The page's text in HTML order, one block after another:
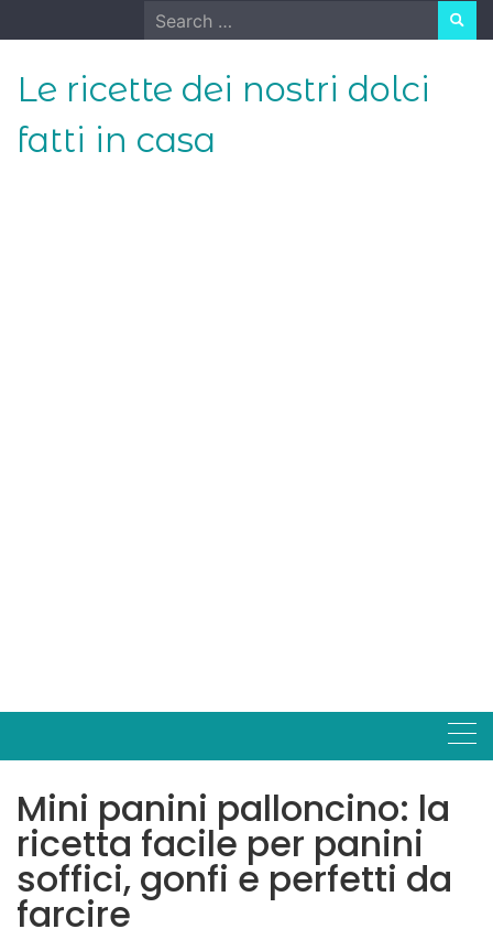
to
Search
for:
Le ricette dei nostri dolci
fatti in casa
Mini panini palloncino: la
ricetta facile per panini
soffici, gonfi e perfetti da
farcire